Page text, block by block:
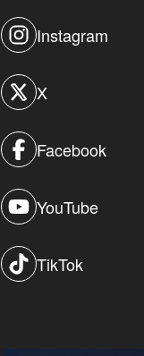
Instagram
X
Facebook
YouTube
TikTok